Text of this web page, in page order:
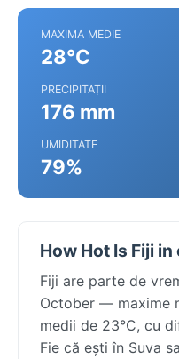
MAXIMA MEDIE
28°C
PRECIPITAȚII
176 mm
UMIDITATE
79%
How Hot Is Fiji
Fiji are parte de
October — maxime
medii de 23°C, cu
Fie că ești în Suva